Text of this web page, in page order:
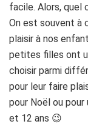
facile. Alors, quel
On est souvent à
plaisir à nos
petites filles ont
choisir parmi
pour leur faire
pour Noël ou pour
et 12 ans 😉